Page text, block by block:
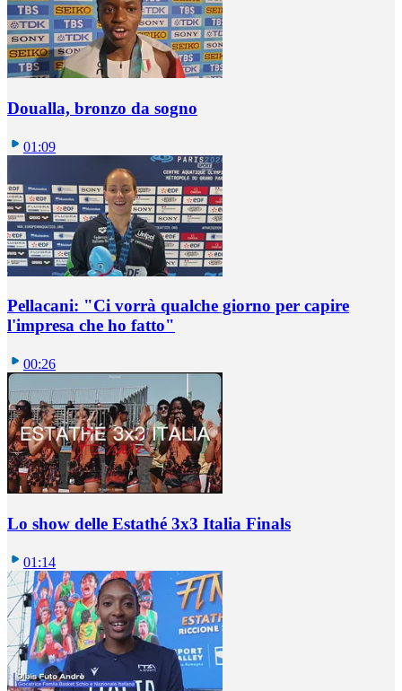
Doualla, bronzo da sogno
01:09
Pellacani: "Ci vorrà qualche giorno per capire
l'impresa che ho fatto"
00:26
Lo show delle Estathé 3x3 Italia Finals
01:14